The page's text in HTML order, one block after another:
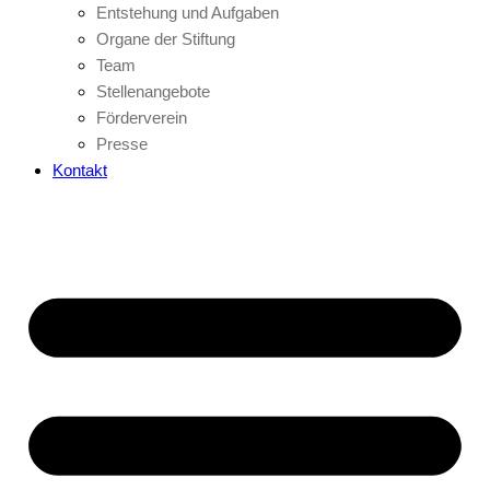
Entstehung und Aufgaben
Organe der Stiftung
Team
Stellenangebote
Förderverein
Presse
Kontakt